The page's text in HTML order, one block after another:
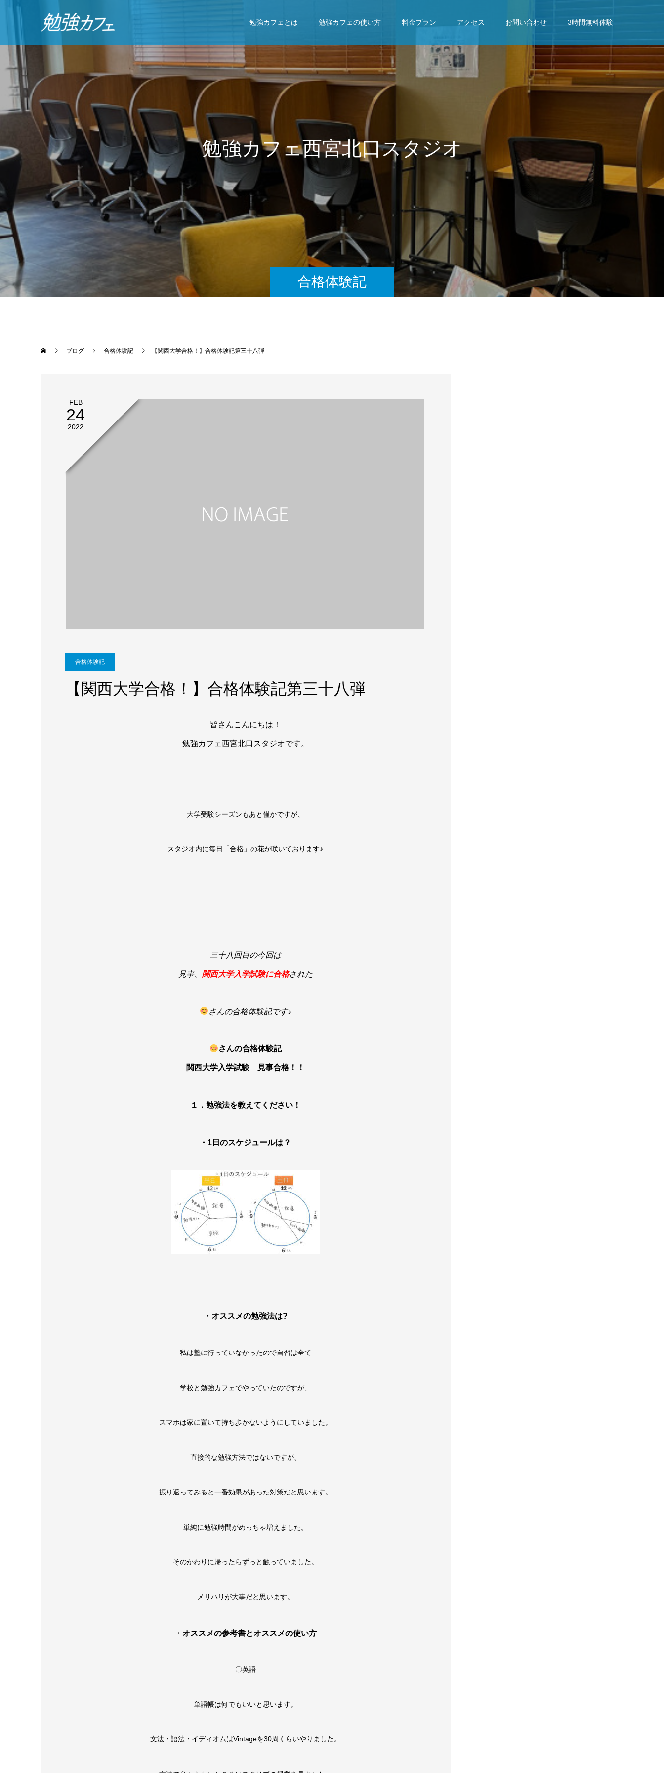
勉強カフェとは 勉強カフェの使い方 料金プラン アクセス お問い合わせ 3時間無料体験
合格体験記
勉強カフェ西宮北口スタジオで、成果を出 され
ブログ 合格体験記 【関西大学合格！】合格体験記第三十八弾
FEB
24
2022
合格体験記
【関西大学合格！】合格体験記第三十八弾
皆さんこんにちは！
勉強カフェ西宮北口スタジオです。
大学受験シーズンもあと僅かですが、
スタジオ内に毎日「合格」の花が咲いております♪
三十八回目の今回は
見事、 関西大学入学試験に合格された
さんの合格体験記です♪
さんの合格体験記
関西大学入学試験 見事合格！！
１．勉強法を教えてください！
・1日のスケジュールは？
・オススメの勉強法は?
私は塾に行っていなかったので自習は全て
学校と勉強カフェでやっていたのですが、
スマホは家に置いて持ち歩かないようにしていました。
直接的な勉強方法ではないですが、
振り返ってみると一番効果があった対策だと思います。
単純に勉強時間がめっちゃ増えました。
そのかわりに帰ったらずっと触っていました。
メリハリが大事だと思います。
・オススメの参考書とオススメの使い方
〇英語
単語帳は何でもいいと思います。
文法・語法・イディオムはVintageを30周くらいやりました。